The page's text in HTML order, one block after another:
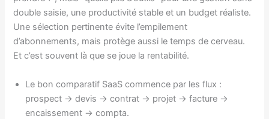
double saisie, une productivité stable et un budget réaliste.
Une sélection pertinente évite l’empilement
d’abonnements, mais protège aussi le temps de cerveau.
Et c’est souvent là que se joue la rentabilité.
Le bon comparatif SaaS commence par les flux :
prospect → devis → contrat → projet → facture →
encaissement → compta.